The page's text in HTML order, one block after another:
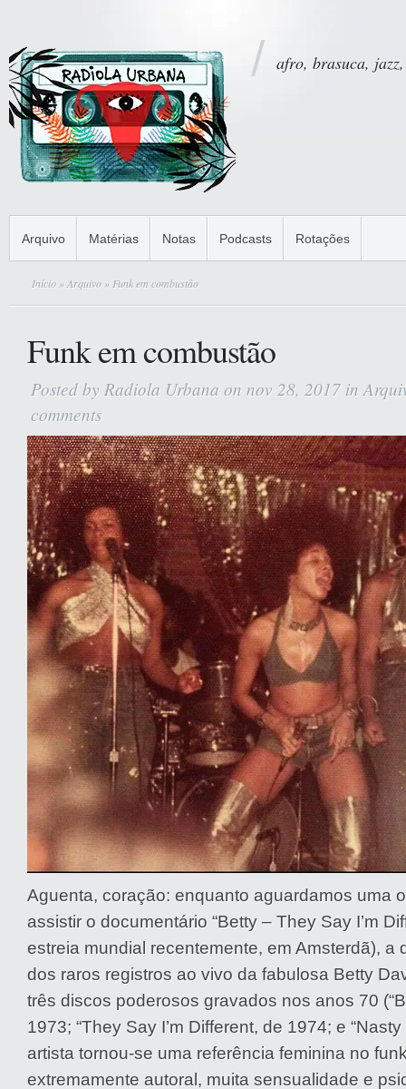
afro, brasuca,
Arquivo Matérias Notas Podcasts Rotações
Início »Arquivo » Funk em combustão
Funk em combustão
Posted by Radiola Urbana on nov 28, 2017 in
comments
Aguenta, coração: enquanto aguardamos uma
assistir o documentário “Betty – They Say I’m
estreia mundial recentemente, em Amsterdã), a
dos raros registros ao vivo da fabulosa Betty
três discos poderosos gravados nos anos 70
1973; “They Say I’m Different, de 1974; e
artista tornou-se uma referência feminina no
extremamente autoral, muita sensualidade e